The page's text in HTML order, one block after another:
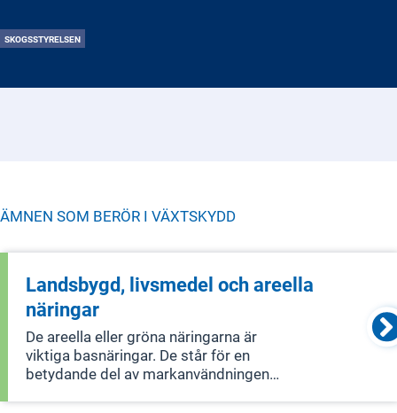
SKOGSSTYRELSEN
ÄMNEN SOM BERÖR I VÄXTSKYDD
Landsbygd, livsmedel och areella
näringar
De areella eller gröna näringarna är
viktiga basnäringar. De står för en
betydande del av markanvändningen